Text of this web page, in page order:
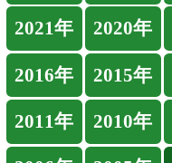
2011年 2010年 2009年
2006年 2005年 2003年
1998年
Back